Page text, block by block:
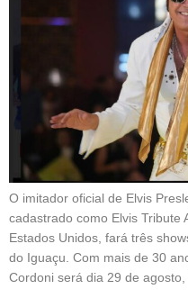
O imitador oficial de Elvis
cadastrado como Elvis Tribute
Estados Unidos, fará três
do Iguaçu. Com mais de 30
Cordoni será dia 29 de